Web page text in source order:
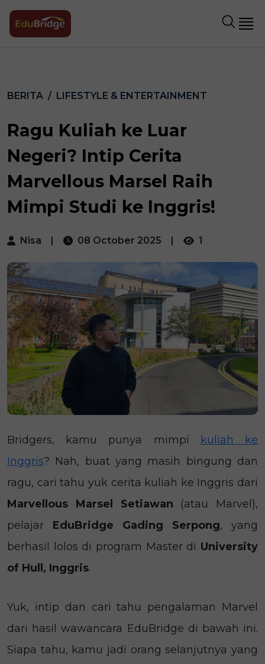
BERITA LIFESTYLE & ENTERTAINMENT
Ragu Kuliah ke Luar
Negeri? Intip Cerita
Marvellous Marsel Raih
Mimpi Studi ke Inggris!
Nisa | 08 October 2025 | 1
Bridgers, kamu punya mimpi
kuliah ke
Inggris? Nah, buat yang masih bingung dan
ragu, cari tahu yuk cerita kuliah ke Inggris dari
Marvellous Marsel Setiawan (atau Marvel),
pelajar EduBridge Gading Serpong, yang
berhasil lolos di program Master di University
of Hull, Inggris.
Yuk, intip dan cari tahu pengalaman Marvel
dari hasil wawancara EduBridge di bawah ini.
Siapa tahu, kamu jadi orang selanjutnya yang